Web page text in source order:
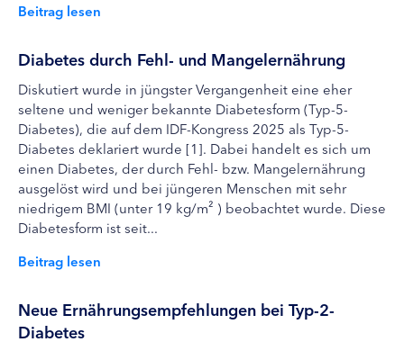
Beitrag lesen
Diabetes durch Fehl- und Mangelernährung
Diskutiert wurde in jüngster Vergangenheit eine eher
seltene und weniger bekannte Diabetesform (Typ-5-
Diabetes), die auf dem IDF-Kongress 2025 als Typ-5-
Diabetes deklariert wurde [1]. Dabei handelt es sich um
einen Diabetes, der durch Fehl- bzw. Mangelernährung
ausgelöst wird und bei jüngeren Menschen mit sehr
niedrigem BMI (unter 19 kg/m² ) beobachtet wurde. Diese
Diabetesform ist seit...
Beitrag lesen
Neue Ernährungsempfehlungen bei Typ-2-
Diabetes